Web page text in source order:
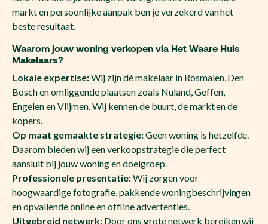
markt en persoonlijke aanpak ben je verzekerd van het
beste resultaat.
Waarom jouw woning verkopen via Het Waare Huis
Makelaars?
Lokale expertise:Wij zijn dé makelaar in Rosmalen, Den
Bosch en omliggende plaatsen zoals Nuland, Geffen,
Engelen en Vlijmen. Wij kennen de buurt, de markt en de
kopers.
Op maat gemaakte strategie:Geen woning is hetzelfde.
Daarom bieden wij een verkoopstrategie die perfect
aansluit bij jouw woning en doelgroep.
Professionele presentatie:Wij zorgen voor
hoogwaardige fotografie, pakkende woningbeschrijvingen
en opvallende online en offline advertenties.
Uitgebreid netwerk:Door ons grote netwerk bereiken wij